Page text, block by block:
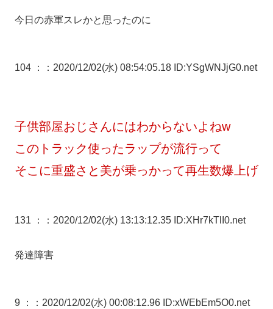
今日の赤軍スレかと思ったのに
104 ： ：2020/12/02(水) 08:54:05.18 ID:YSgWNJjG0.net
子供部屋おじさんにはわからないよねw
このトラック使ったラップが流行って
そこに重盛さと美が乗っかって再生数爆上げ
131 ： ：2020/12/02(水) 13:13:12.35 ID:XHr7kTlI0.net
発達障害
9 ： ：2020/12/02(水) 00:08:12.96 ID:xWEbEm5O0.net